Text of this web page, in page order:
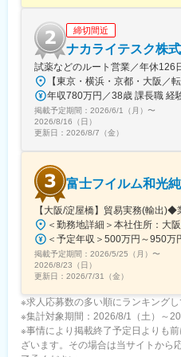
■研修体制：
入社後6か月間は東京本社で
方は住居を手配します。）
属後も先輩社員との同行を通
界未経験であっても一人立ち
す。
締切間近
ナカライテスク株
試薬などのルート営業／年休126
掲載予定期間： 2026/6/1（月） 〜
2026/8/16（日）
更新日： 2026/8/7（金）
富士フイルム和光
【大阪/淀屋橋】貿易実務(輸出
掲載予定期間： 2026/5/25（月） 〜
2026/8/23（日）
更新日： 2026/7/31（金）
※求人応募数の多い順にランキング
※集計対象期間：2026/8/1（土）～
※事情により掲載終了予定日よりも
ざいます。その場合は当サイトから